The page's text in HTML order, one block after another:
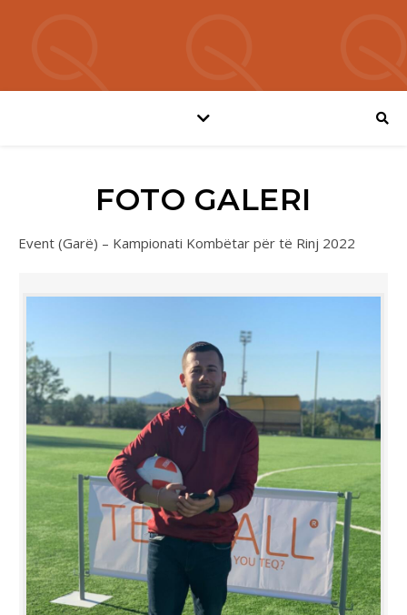
FOTO GALERI
Event (Garë) – Kampionati Kombëtar për të Rinj 2022